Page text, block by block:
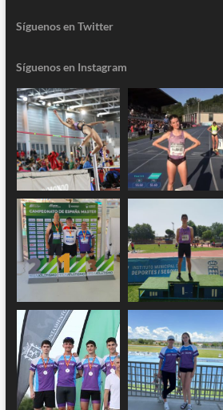
Síguenos en Twitter
Síguenos en Instagram